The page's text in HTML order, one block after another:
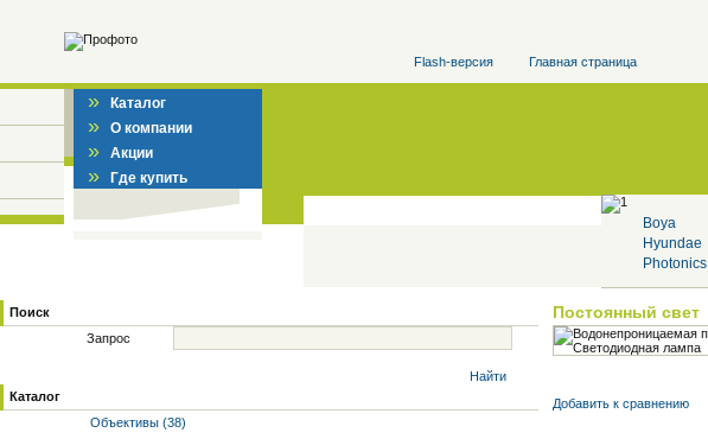
Flash-версия Главная страница
» Каталог
» О компании
» Акции
» Где купить
Boya
Hyundae
Photonics
Поиск
Запрос
Найти
Каталог
Объективы (38)
Постоянный свет
Добавить к cравнению